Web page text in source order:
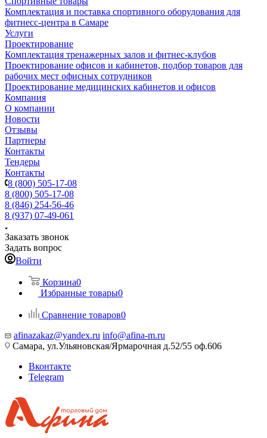
Комплектация и поставка спортивного оборудования для
фитнесс-центра в Самаре
Услуги
Проектирование
Комплектация тренажерных залов и фитнес-клубов
Проектирование офисов и кабинетов, подбор товаров для
рабочих мест офисных сотрудников
Проектирование медицинских кабинетов и офисов
Компания
О компании
Новости
Отзывы
Партнеры
Контакты
Тендеры
Контакты
8 (800) 505-17-08
8 (800) 505-17-08
8 (846) 254-56-46
8 (937) 07-49-061
Заказать звонок
Задать вопрос
Войти
Корзина0
Избранные товары0
Сравнение товаров0
afinazakaz@yandex.ru info@afina-m.ru
Самара, ул.Ульяновская/Ярмарочная д.52/55 оф.606
Вконтакте
Telegram